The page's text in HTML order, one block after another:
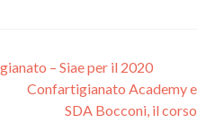
– Siae per il 2020
Confartigianato Academy e
SDA Bocconi, il corso